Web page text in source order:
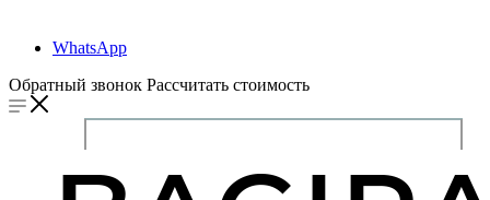
WhatsApp
Обратный звонок Рассчитать стоимость